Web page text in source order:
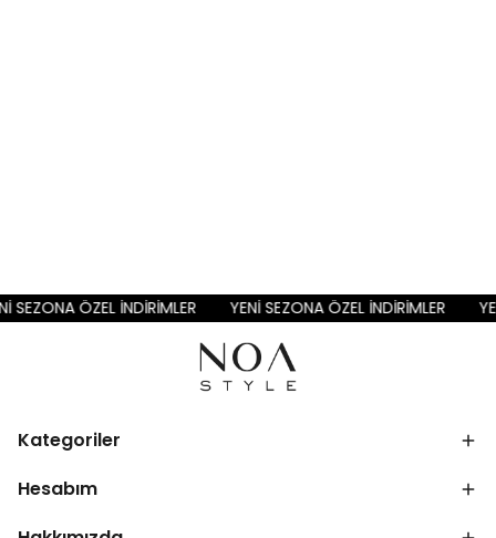
SEZONA ÖZEL İNDİRİMLER YENİ SEZONA ÖZEL İNDİRİMLER
Kategoriler
Hesabım